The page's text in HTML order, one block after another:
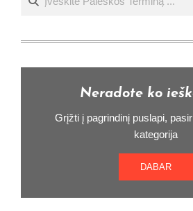
Neradote ko
Grįžti į pagrindinį puslapi,
kategorija
DABAR